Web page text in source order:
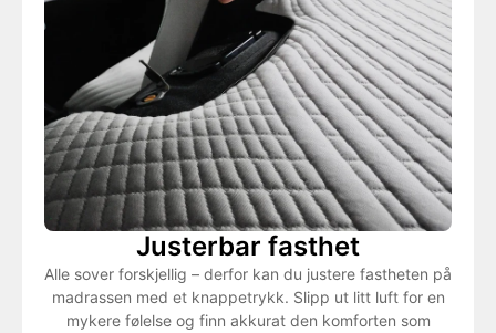
Justerbar fasthet
Alle sover forskjellig – derfor kan du justere fastheten på
madrassen med et knappetrykk. Slipp ut litt luft for en
mykere følelse og finn akkurat den komforten som